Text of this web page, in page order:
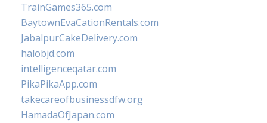
TrainGames365.com
BaytownEvaCationRentals.com
JabalpurCakeDelivery.com
halobjd.com
intelligenceqatar.com
PikaPikaApp.com
takecareofbusinessdfw.org
HamadaOfJapan.com